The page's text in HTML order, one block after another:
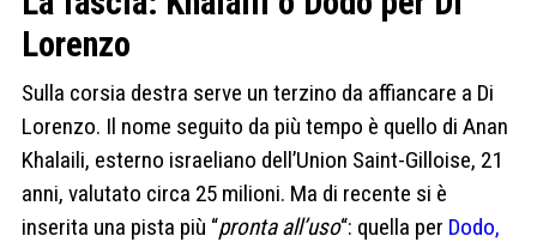
Lorenzo
Sulla corsia destra serve un terzino da affiancare a Di
Lorenzo. Il nome seguito da più tempo è quello di Anan
Khalaili, esterno israeliano dell’Union Saint-Gilloise, 21
anni, valutato circa 25 milioni. Ma di recente si è
inserita una pista più “pronta all’uso“: quella per Dodo,